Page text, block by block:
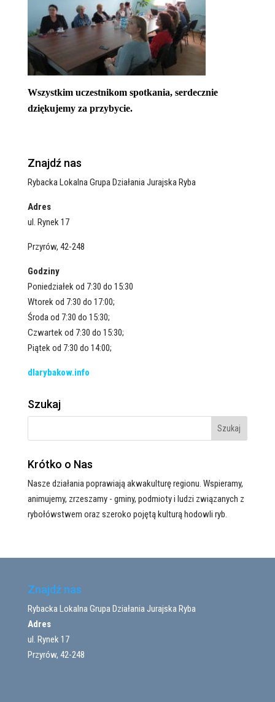
Wszystkim uczestnikom spotkania, serdecznie
dziękujemy za przybycie.
Znajdź nas
Rybacka Lokalna Grupa Działania Jurajska Ryba
Adres
ul. Rynek 17
Przyrów, 42-248
Godziny
Poniedziałek od 7:30 do 15:30
Wtorek od 7:30 do 17:00;
Środa od 7:30 do 15:30;
Czwartek od 7:30 do 15:30;
Piątek od 7:30 do 14:00;
dlarybakow.info
Szukaj
Krótko o Nas
Nasze działania poprawiają akwakulturę regionu. Wspieramy,
animujemy, zrzeszamy - gminy, podmioty i ludzi związanych z
rybołówstwem oraz szeroko pojętą kulturą hodowli ryb.
Znajdź nas
Rybacka Lokalna Grupa Działania Jurajska Ryba
Adres
ul. Rynek 17
Przyrów, 42-248